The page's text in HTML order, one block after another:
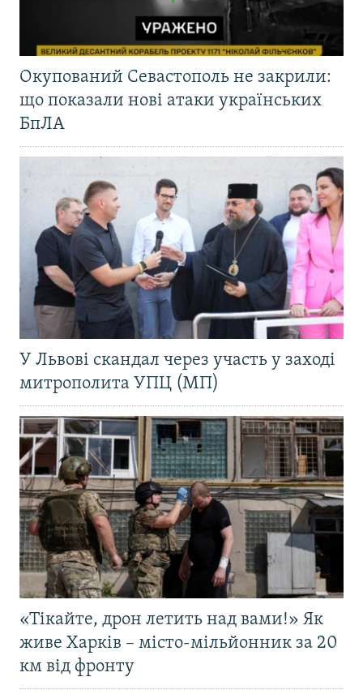
Окупований Севастополь не закрили:
що показали нові атаки українських
БпЛА
У Львові скандал через участь у заході
митрополита УПЦ (МП)
«Тікайте, дрон летить над вами!» Як
живе Харків – місто-мільйонник за 20
км від фронту